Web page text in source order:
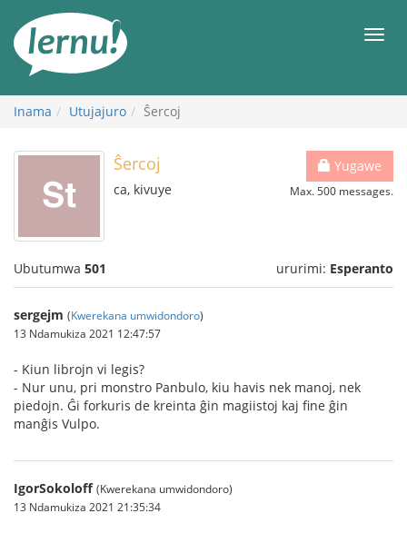
rupapuro
rw'ibirimwo
Inama Utujajuro Ŝercoj
Yugawe
Max. 500 messages.
Ŝercoj
ca, kivuye
Ubutumwa 501 ururimi: Esperanto
sergejm (Kwerekana umwidondoro)
13 Ndamukiza 2021 12:47:57
- Kiun librojn vi legis?
- Nur unu, pri monstro Panbulo, kiu havis nek manoj, nek
piedojn. Ĝi forkuris de kreinta ĝin magiistoj kaj fine ĝin
manĝis Vulpo.
IgorSokoloff (Kwerekana umwidondoro)
13 Ndamukiza 2021 21:35:34